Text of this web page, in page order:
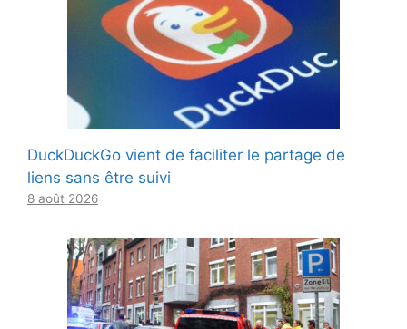
DuckDuckGo vient de faciliter le partage de
liens sans être suivi
8 août 2026